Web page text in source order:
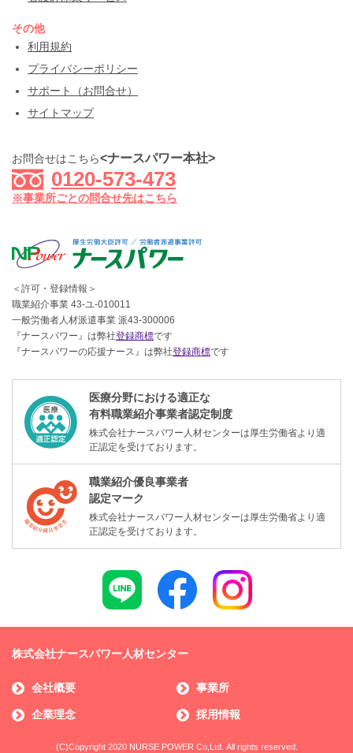
その他
利用規約
プライバシーポリシー
サポート（お問合せ）
サイトマップ
お問合せはこちら<ナースパワー本社>
0120-573-473
※事業所ごとの問合せ先はこちら
＜許可・登録情報＞
職業紹介事業 43-ユ-010011
一般労働者人材派遣事業 派43-300006
『ナースパワー』は弊社登録商標です
『ナースパワーの応援ナース』は弊社登録商標です
医療分野における適正な
有料職業紹介事業者認定制度
株式会社ナースパワー人材センターは厚生労働省より適
正認定を受けております。
職業紹介優良事業者
認定マーク
株式会社ナースパワー人材センターは厚生労働省より適
正認定を受けております。
株式会社ナースパワー人材センター
会社概要 事業所
企業理念 採用情報
(C)Copyright 2020 NURSE POWER Co,Ltd. All rights reserved.